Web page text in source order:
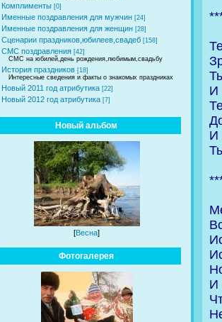
Комплименты [0]
Именные поздравления для мужчин [24]
Именные поздравления для женщин [28]
Сценарии праздников,юбилеев,свадеб [158]
СМС поздравления [42]
СМС на юбилей,день рождения,любимым,свадьбу
История праздников [18]
Интересные сведения и факты о знакомых праздниках
Новый 2011 год атрибутика [22]
Новый 2012 год атрибутика [7]
Новый альбом
[Весна]
Фотогалерея
И
И
И